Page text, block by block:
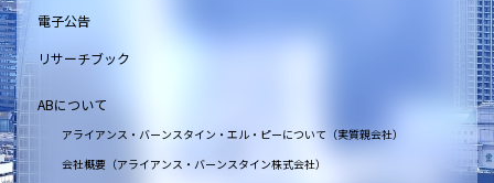
電子公告
リサーチブック
ABについて
アライアンス・バーンスタイン・エル・ピーについて（実質親会社）
会社概要（アライアンス・バーンスタイン株式会社）